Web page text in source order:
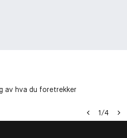
av hva du foretrekker
1/4